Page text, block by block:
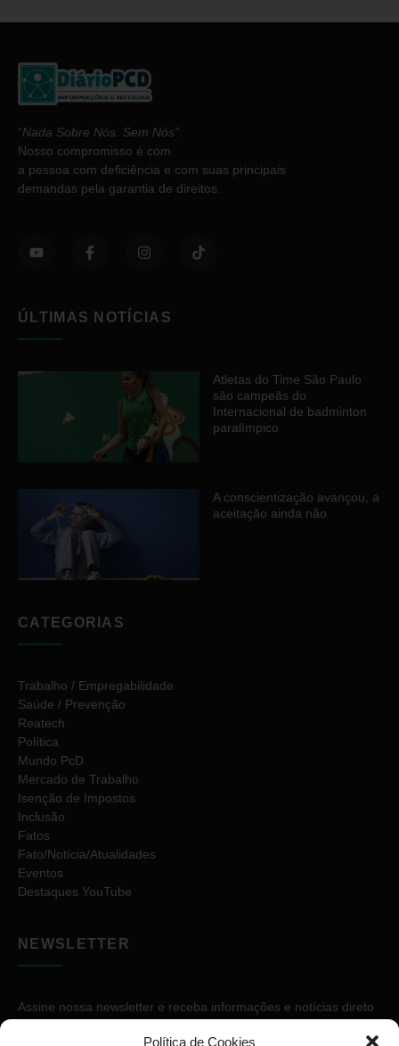
Política de Cookies
“Nada Sobre Nós. Sem Nós”
Nosso compromisso é com
a pessoa com deficiência e com suas principais
demandas pela garantia de direitos.
ÚLTIMAS NOTÍCIAS
Atletas do Time São Paulo
são campeãs do
Internacional de badminton
paralímpico
A conscientização avançou, a
aceitação ainda não
CATEGORIAS
Trabalho / Empregabilidade
Saúde / Prevenção
Reatech
Política
Mundo PcD
Mercado de Trabalho
Isenção de Impostos
Inclusão
Fatos
Fato/Notícia/Atualidades
Eventos
Destaques YouTube
NEWSLETTER
Assine nossa newsletter e receba informações e notícias direto